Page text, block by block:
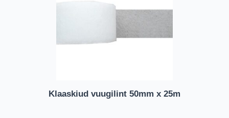
Klaaskiud vuugilint 50mm x 25m